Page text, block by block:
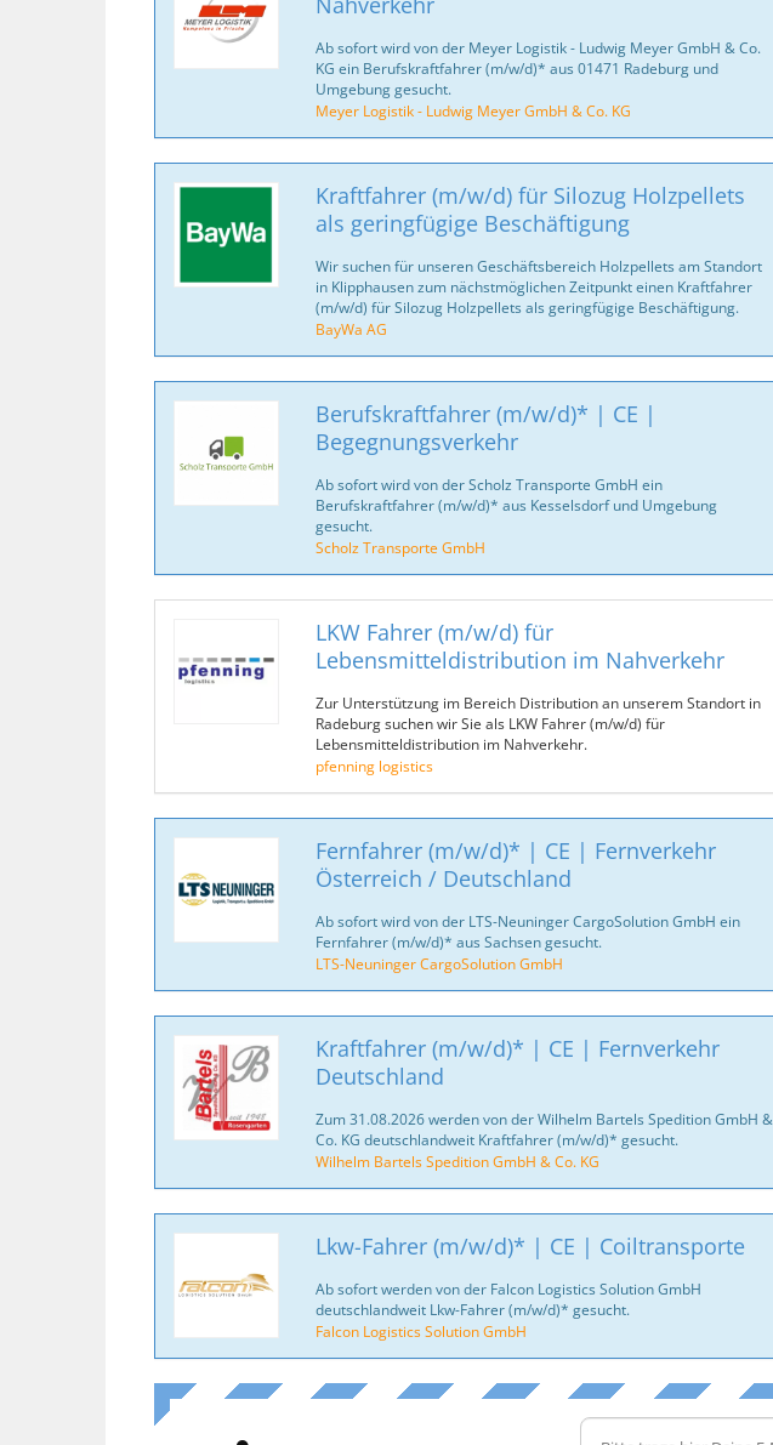
Ab sofort wird von der Meyer Logistik - Ludwig Meyer GmbH & Co.
KG ein Berufskraftfahrer (m/w/d)* aus 01471 Radeburg und
Umgebung gesucht.
Meyer Logistik - Ludwig Meyer GmbH & Co. KG
Kraftfahrer (m/w/d) für Silozug Holzpellets
als geringfügige Beschäftigung
Wir suchen für unseren Geschäftsbereich Holzpellets am Standort
in Klipphausen zum nächstmöglichen Zeitpunkt einen Kraftfahrer
(m/w/d) für Silozug Holzpellets als geringfügige Beschäftigung.
BayWa AG
Berufskraftfahrer (m/w/d)* | CE |
Begegnungsverkehr
Ab sofort wird von der Scholz Transporte GmbH ein
Berufskraftfahrer (m/w/d)* aus Kesselsdorf und Umgebung
gesucht.
Scholz Transporte GmbH
LKW Fahrer (m/w/d) für
Lebensmitteldistribution im Nahverkehr
Zur Unterstützung im Bereich Distribution an unserem Standort in
Radeburg suchen wir Sie als LKW Fahrer (m/w/d) für
Lebensmitteldistribution im Nahverkehr.
pfenning logistics
Fernfahrer (m/w/d)* | CE | Fernverkehr
Österreich / Deutschland
Ab sofort wird von der LTS-Neuninger CargoSolution GmbH ein
Fernfahrer (m/w/d)* aus Sachsen gesucht.
LTS-Neuninger CargoSolution GmbH
Kraftfahrer (m/w/d)* | CE | Fernverkehr
Deutschland
Zum 31.08.2026 werden von der Wilhelm Bartels Spedition GmbH &
Co. KG deutschlandweit Kraftfahrer (m/w/d)* gesucht.
Wilhelm Bartels Spedition GmbH & Co. KG
Lkw-Fahrer (m/w/d)* | CE | Coiltransporte
Ab sofort werden von der Falcon Logistics Solution GmbH
deutschlandweit Lkw-Fahrer (m/w/d)* gesucht.
Falcon Logistics Solution GmbH